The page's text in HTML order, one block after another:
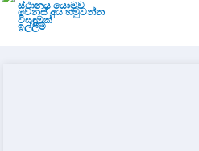
ස්ථානය යොමුව
විසඳුමක්
වෙනස් අය හමුවන්න
ඉල්ලීම්